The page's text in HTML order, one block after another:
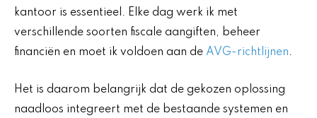
kantoor is essentieel. Elke dag werk ik met
verschillende soorten fiscale aangiften, beheer
financiën en moet ik voldoen aan de AVG-richtlijnen.
Het is daarom belangrijk dat de gekozen oplossing
naadloos integreert met de bestaande systemen en